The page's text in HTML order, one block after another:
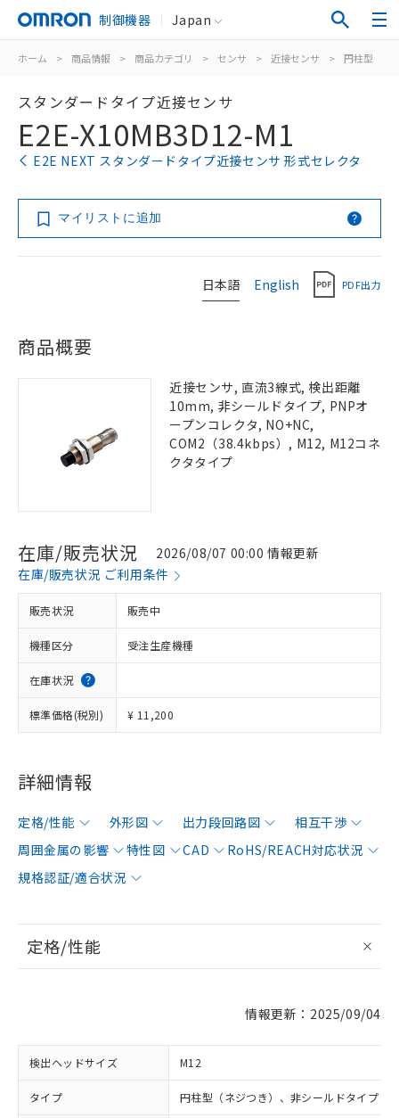
制御機器 Japan
ホーム > 商品情報 > 商品カテゴリ > センサ > 近接センサ > 円柱型
スタンダードタイプ近接センサ
E2E-X10MB3D12-M1
E2E NEXT スタンダードタイプ近接センサ 形式セレクタ
マイリストに追加
日本語 English PDF出力
商品概要
近接センサ, 直流3線式, 検出距離
10mm, 非シールドタイプ, PNPオ
ープンコレクタ, NO+NC,
COM2（38.4kbps）, M12, M12コネ
クタタイプ
在庫/販売状況
2026/08/07 00:00 情報更新
在庫/販売状況 ご利用条件
販売状況 販売中
機種区分 受注生産機種
在庫状況
標準価格(税別) ¥ 11,200
詳細情報
定格/性能 外形図 出力段回路図
相互干渉
周囲金属の影響
特性図 CAD
RoHS/REACH対応状況
規格認証/適合状況
定格/性能
情報更新：2025/09/04
検出ヘッドサイズ M12
タイプ 円柱型（ネジつき）、非シールドタイプ